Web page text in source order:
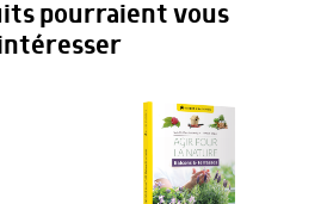
pourraient vous